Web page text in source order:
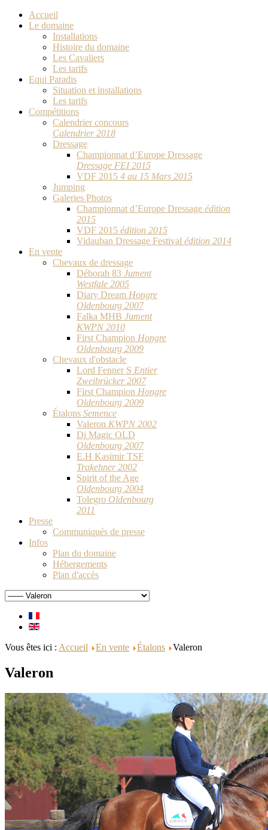
Accueil
Le domaine
Installations
Histoire du domaine
Les Cavaliers
Les tarifs
Equi Paradis
Situation et installations
Les tarifs
Compétitions
Calendrier concours
Calendrier 2018
Dressage
Championnat d’Europe Dressage
Dressage FEI 2015
VDF 2015 4 au 15 Mars 2015
Jumping
Galeries Photos
Championnat d’Europe Dressage édition
2015
VDF 2015 édition 2015
Vidauban Dressage Festival édition 2014
En vente
Chevaux de dressage
Déborah 83 Jument
Westfale 2005
Diary Dream Hongre
Oldenbourg 2007
Falka MHB Jument
KWPN 2010
First Champion Hongre
Oldenbourg 2009
Chevaux d'obstacle
Lord Fenner S Entier
Zweibrücker 2007
First Champion Hongre
Oldenbourg 2009
Étalons Semence
Valeron KWPN 2002
Di Magic OLD
Oldenbourg 2007
E.H Kasimir TSF
Trakehner 2002
Spirit of the Age
Oldenbourg 2004
Tolegro Oldenbourg
2011
Presse
Communiqués de presse
Infos
Plan du domaine
Hébergements
Plan d'accès
Vous êtes ici : Accueil En vente Étalons Valeron
Valeron